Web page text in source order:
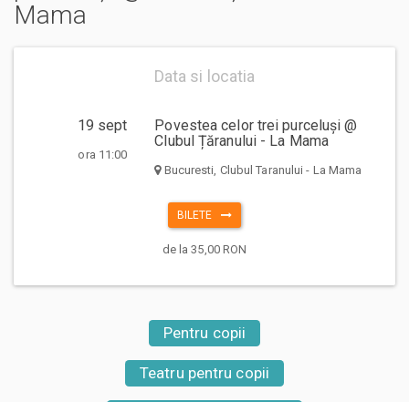
Mama
Data si locatia
19 sept
ora 11:00
Povestea celor trei purceluși @
Clubul Țăranului - La Mama
Bucuresti, Clubul Taranului - La Mama
BILETE
de la 35,00 RON
Pentru copii
Teatru pentru copii